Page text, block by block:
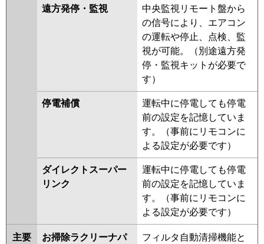
遠方発停・監視
中央監視リモート盤から
の信号により、エアコン
の運転や停止、点検、監
視が可能。（別途遠方発
停・監視キットが必要で
す）
停電補償
運転中に停電しても停電
前の設定を記憶していま
す。（事前にリモコンに
よる設定が必要です）
ダイレクトスーパー
リンク
運転中に停電しても停電
前の設定を記憶していま
す。（事前にリモコンに
よる設定が必要です）
主要
お掃除ラクリーナパ
フィルタ自動清掃機能と